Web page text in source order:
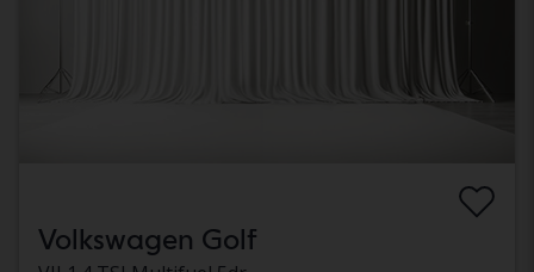
Volkswagen Golf